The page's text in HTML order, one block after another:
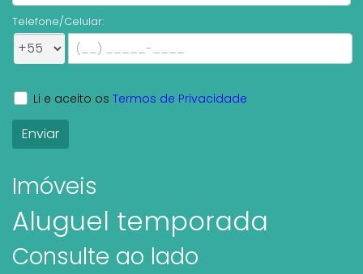
Telefone/Celular:
Li e aceito os Termos de Privacidade
Imóveis
Aluguel temporada
Consulte ao lado